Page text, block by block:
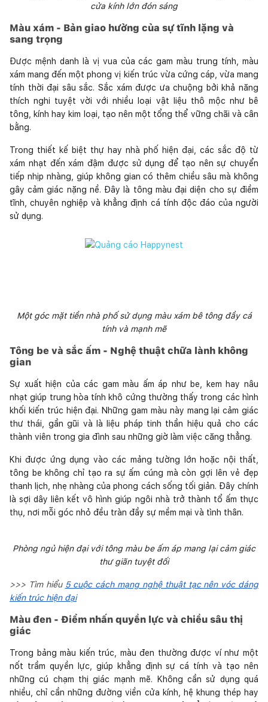
cửa kính lớn đón sáng
Màu xám - Bản giao hưởng của sự tĩnh lặng và
sang trọng
Được mệnh danh là vị vua của các gam màu trung tính, màu
xám mang đến một phong vị kiến trúc vừa cứng cáp, vừa mang
tính thời đại sâu sắc. Sắc xám được ưa chuộng bởi khả năng
thích nghi tuyệt vời với nhiều loại vật liệu thô mộc như bê
tông, kính hay kim loại, tạo nên một tổng thể vững chãi và cân
bằng.
Trong thiết kế biệt thự hay nhà phố hiện đại, các sắc độ từ
xám nhạt đến xám đậm được sử dụng để tạo nên sự chuyển
tiếp nhịp nhàng, giúp không gian có thêm chiều sâu mà không
gây cảm giác nặng nề. Đây là tông màu đại diện cho sự điềm
tĩnh, chuyên nghiệp và khẳng định cá tính độc đáo của người
sử dụng.
Một góc mặt tiền nhà phố sử dụng màu xám bê tông đầy cá
tính và mạnh mẽ
Tông be và sắc ấm - Nghệ thuật chữa lành không
gian
Sự xuất hiện của các gam màu ấm áp như be, kem hay nâu
nhạt giúp trung hòa tính khô cứng thường thấy trong các hình
khối kiến trúc hiện đại. Những gam màu này mang lại cảm giác
thư thái, gần gũi và là liệu pháp tinh thần hiệu quả cho các
thành viên trong gia đình sau những giờ làm việc căng thẳng.
Khi được ứng dụng vào các mảng tường lớn hoặc nội thất,
tông be không chỉ tạo ra sự ấm cúng mà còn gợi lên vẻ đẹp
thanh lịch, nhẹ nhàng của phong cách sống tối giản. Đây chính
là sợi dây liên kết vô hình giúp ngôi nhà trở thành tổ ấm thực
thụ, nơi mỗi góc nhỏ đều tràn đầy sự mềm mại và tình thân.
Phòng ngủ hiện đại với tông màu be ấm áp mang lại cảm giác
thư giãn tuyệt đối
>>> Tìm hiểu 5 cuộc cách mạng nghệ thuật tạc nên vóc dáng
kiến trúc hiện đại
Màu đen - Điểm nhấn quyền lực và chiều sâu thị
giác
Trong bảng màu kiến trúc, màu đen thường được ví như một
nốt trầm quyền lực, giúp khẳng định sự cá tính và tạo nên
những cú chạm thị giác mạnh mẽ. Không cần sử dụng quá
nhiều, chỉ cần những đường viền cửa kính, hệ khung thép hay